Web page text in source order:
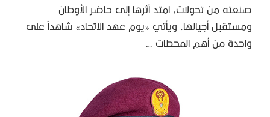
صنعته من تحولات، امتد أثرها إلى حاضر الأوطان
ومستقبل أجيالها. ويأتي «يوم عهد الاتحاد» شاهداً على
واحدة من أهم المحطات …